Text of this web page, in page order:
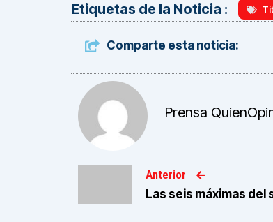
Etiquetas de la Noticia :
Comparte esta noticia:
Prensa
Anterior
Las seis máximas del